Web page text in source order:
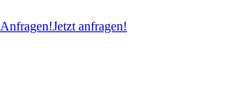
Anfragen!Jetzt anfragen!